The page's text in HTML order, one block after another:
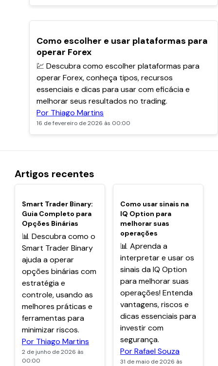
Como escolher e usar plataformas para
operar Forex
💹 Descubra como escolher plataformas para
operar Forex, conheça tipos, recursos
essenciais e dicas para usar com eficácia e
melhorar seus resultados no trading.
Por Thiago Martins
16 de fevereiro de 2026 às 00:00
Artigos recentes
POPULARES
Smart Trader Binary:
Guia Completo para
Opções Binárias
📊 Descubra como o
Smart Trader Binary
ajuda a operar
opções binárias com
estratégia e
controle, usando as
melhores práticas e
ferramentas para
minimizar riscos.
Por Thiago Martins
2 de junho de 2026 às
00:00
POPULARES
Como usar sinais na
IQ Option para
melhorar suas
operações
📊 Aprenda a
interpretar e usar os
sinais da IQ Option
para melhorar suas
operações! Entenda
vantagens, riscos e
dicas essenciais para
investir com
segurança.
Por Rafael Souza
31 de maio de 2026 às